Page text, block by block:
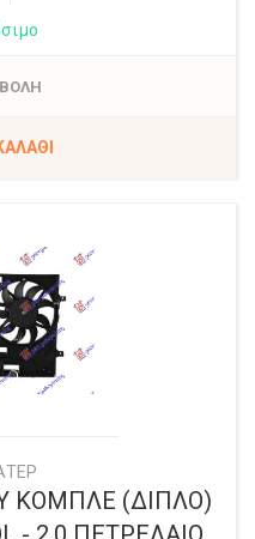
ΚΟΜΠΛΕ (ΔΙΠΛΟ)